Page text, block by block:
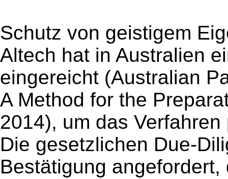
Schutz von geistigem
Altech hat in Australien
eingereicht (Australian
A Method for the
2014), um das
Die gesetzlichen Due-
Bestätigung